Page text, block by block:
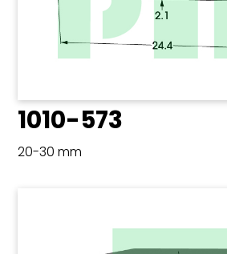
1010-573
20-30 mm